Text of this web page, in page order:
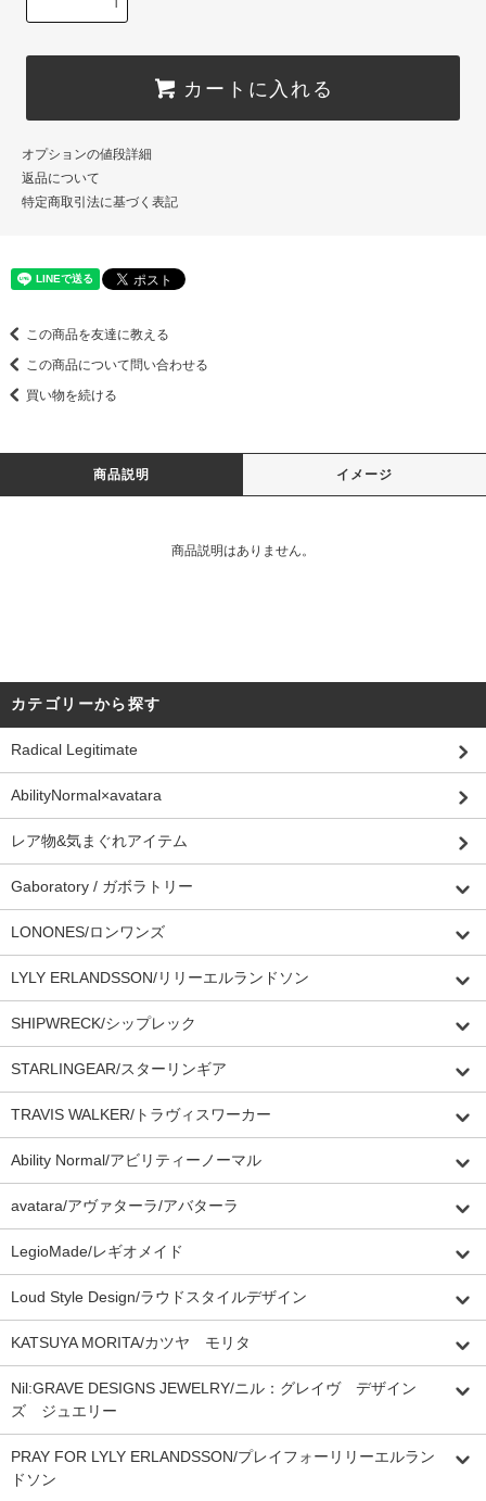
カートに入れる
オプションの値段詳細
返品について
特定商取引法に基づく表記
この商品を友達に教える
この商品について問い合わせる
買い物を続ける
商品説明 イメージ
商品説明はありません。
カテゴリーから探す
Radical Legitimate
AbilityNormal×avatara
レア物&気まぐれアイテム
Gaboratory / ガボラトリー
LONONES/ロンワンズ
LYLY ERLANDSSON/リリーエルランドソン
SHIPWRECK/シップレック
STARLINGEAR/スターリンギア
TRAVIS WALKER/トラヴィスワーカー
Ability Normal/アビリティーノーマル
avatara/アヴァターラ/アバターラ
LegioMade/レギオメイド
Loud Style Design/ラウドスタイルデザイン
KATSUYA MORITA/カツヤ モリタ
Nil:GRAVE DESIGNS JEWELRY/ニル：グレイヴ デザイン
ズ ジュエリー
PRAY FOR LYLY ERLANDSSON/プレイフォーリリーエルラン
ドソン